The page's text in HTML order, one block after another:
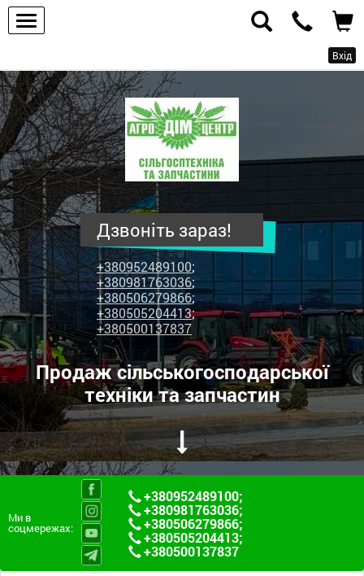
Вхід
ПП
"Агродім-
центр"
-
продаж
сільськогосподарської
техніки
та
запчастин
Дзвоніть зараз!
+380952489100;
+380981763036;
+380506279866;
+380505204413;
+380500137837
Продаж сільськогосподарської
техніки та запчастин
Ми в
соцмережах:
+380952489100;
+380981763036;
+380506279866;
+380505204413;
+380500137837